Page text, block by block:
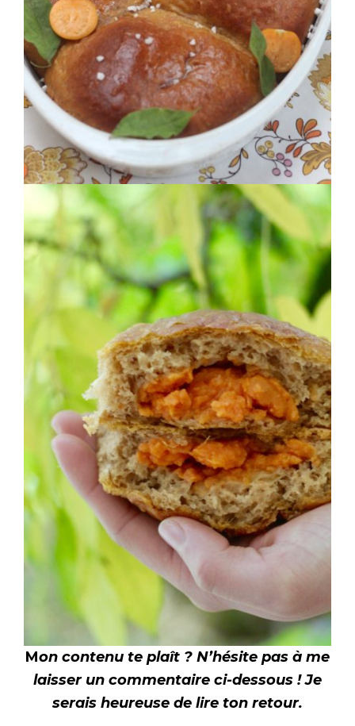
Mon contenu te plaît ? N’hésite pas à me
laisser un commentaire ci-dessous ! Je
serais heureuse de lire ton retour.